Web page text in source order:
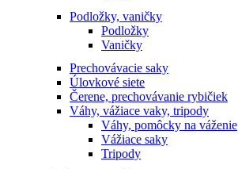
Podložky, vaničky
Podložky
Vaničky
Prechovávacie saky
Úlovkové siete
Čerene, prechovávanie rybičiek
Váhy, vážiace vaky, tripody
Váhy, pomôcky na váženie
Vážiace saky
Tripody